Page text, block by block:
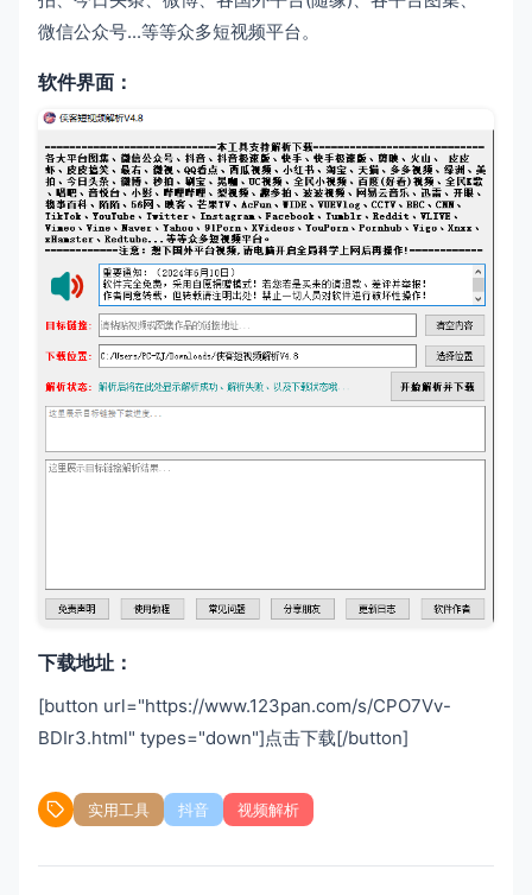
微信公众号...等等众多短视频平台。
软件界面：
下载地址：
[button url="https://www.123pan.com/s/CPO7Vv-
BDIr3.html" types="down"]点击下载[/button]
实用工具 抖音 视频解析